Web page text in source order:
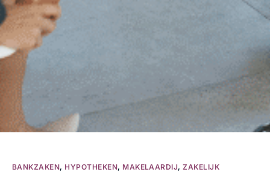
BANKZAKEN,HYPOTHEKEN,MAKELAARDIJ,ZAKELIJK